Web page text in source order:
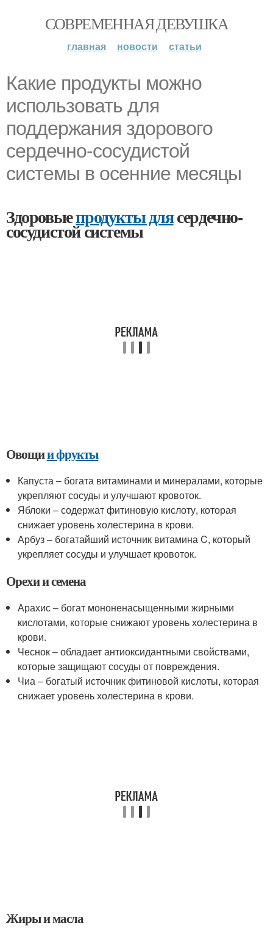
СОВРЕМЕННАЯ ДЕВУШКА
главная новости статьи
Какие продукты можно
использовать для
поддержания здорового
сердечно-сосудистой
системы в осенние месяцы
Здоровыепродукты длясердечно-
сосудистой системы
Овощии фрукты
Капуста – богата витаминами и минералами, которые
укрепляют сосуды и улучшают кровоток.
Яблоки – содержат фитиновую кислоту, которая
снижает уровень холестерина в крови.
Арбуз – богатайший источник витамина C, который
укрепляет сосуды и улучшает кровоток.
Орехи и семена
Арахис – богат мононенасыщенными жирными
кислотами, которые снижают уровень холестерина в
крови.
Чеснок – обладает антиоксидантными свойствами,
которые защищают сосуды от повреждения.
Чиа – богатый источник фитиновой кислоты, которая
снижает уровень холестерина в крови.
Жиры и масла